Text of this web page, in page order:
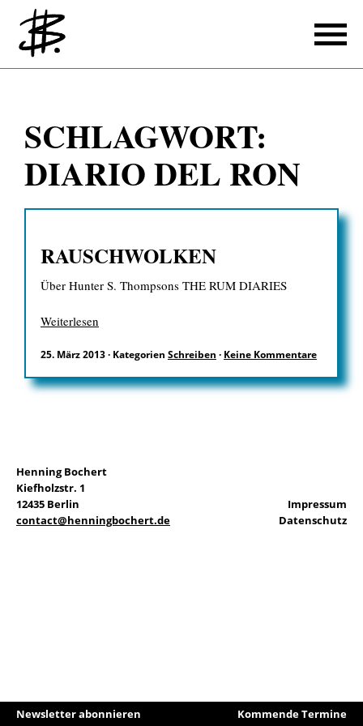
Schreiben
Referenzen
Produzieren
Übersetzen
Referenzen
Über mich
SCHLAGWORT:
DIARIO DEL RON
RAUSCHWOLKEN
Über Hunter S. Thompsons THE RUM DIARIES
Weiterlesen
25. März 2013· Kategorien Schreiben · Keine Kommentare
Henning Bochert
Kiefholzstr. 1
12435 Berlin
contact@henningbochert.de
Impressum
Datenschutz
Newsletter abonnieren Kommende Termine